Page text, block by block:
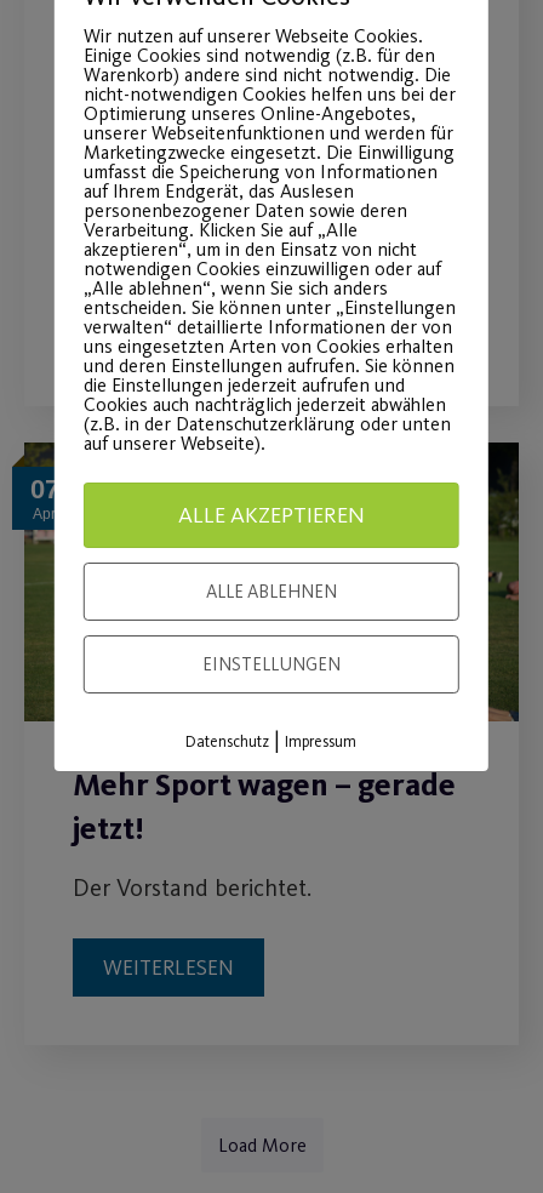
Indoor-Fitnessstudios sind
weiter geschlossen – Wir
haben die Lösung für Sie!
Das vielfältigste Outdoor-Fitnessstudio
der Region.
WEITERLESEN
07
Apr.
Mehr Sport wagen – gerade
jetzt!
Der Vorstand berichtet.
WEITERLESEN
Load More
Wir nutzen auf unserer Webseite Cookies.
Einige Cookies sind notwendig (z.B. für den
Warenkorb) andere sind nicht notwendig. Die
nicht-notwendigen Cookies helfen uns bei der
Optimierung unseres Online-Angebotes,
unserer Webseitenfunktionen und werden für
Marketingzwecke eingesetzt. Die Einwilligung
umfasst die Speicherung von Informationen
auf Ihrem Endgerät, das Auslesen
personenbezogener Daten sowie deren
Verarbeitung. Klicken Sie auf „Alle
akzeptieren“, um in den Einsatz von nicht
notwendigen Cookies einzuwilligen oder auf
„Alle ablehnen“, wenn Sie sich anders
entscheiden. Sie können unter „Einstellungen
verwalten“ detaillierte Informationen der von
uns eingesetzten Arten von Cookies erhalten
und deren Einstellungen aufrufen. Sie können
die Einstellungen jederzeit aufrufen und
Cookies auch nachträglich jederzeit abwählen
(z.B. in der Datenschutzerklärung oder unten
auf unserer Webseite).
ALLE AKZEPTIEREN
ALLE ABLEHNEN
EINSTELLUNGEN
Datenschutz |Impressum